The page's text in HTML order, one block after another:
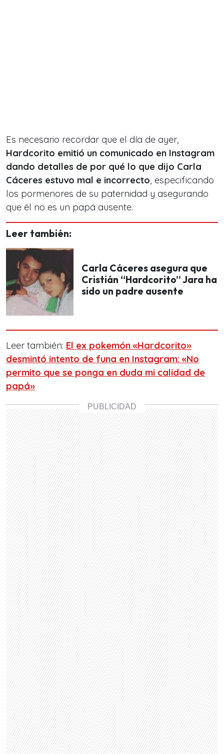
Es necesario recordar que el día de ayer,
Hardcorito emitió un comunicado en Instagram
dando detalles de por qué lo que dijo Carla
Cáceres estuvo mal e incorrecto, especificando
los pormenores de su paternidad y asegurando
que él no es un papá ausente.
Leer también:
Carla Cáceres asegura que
Cristián “Hardcorito” Jara ha
sido un padre ausente
Leer también: El ex pokemón «Hardcorito»
desmintó intento de funa en Instagram: «No
permito que se ponga en duda mi calidad de
papá»